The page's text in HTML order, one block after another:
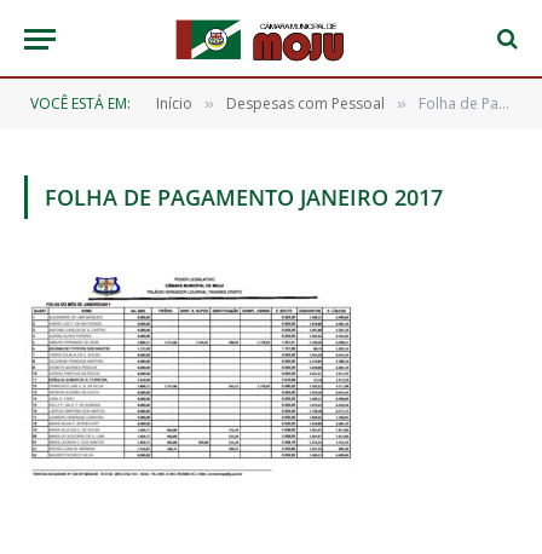
VOCÊ ESTÁ EM: Início » Despesas com Pessoal » Folha de Pagamento Janeiro 2017
FOLHA DE PAGAMENTO JANEIRO 2017